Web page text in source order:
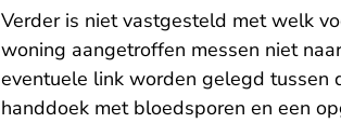
Verder is niet vastgesteld met welk
woning aangetroffen messen niet
eventuele link worden gelegd tussen
handdoek met bloedsporen en een